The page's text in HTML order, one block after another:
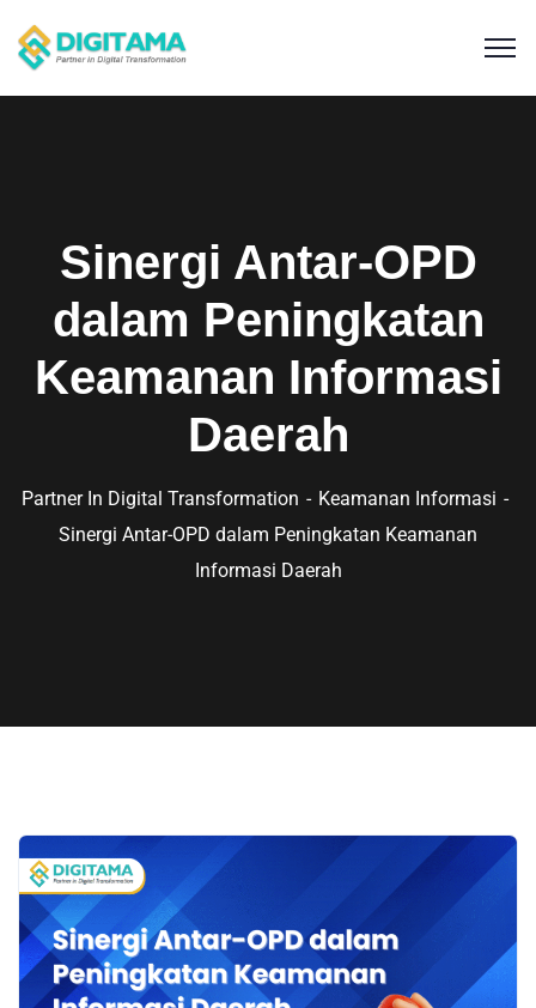
Sinergi Antar-OPD
dalam Peningkatan
Keamanan Informasi
Daerah
Partner In Digital Transformation
Keamanan Informasi
Sinergi Antar-OPD dalam Peningkatan Keamanan
Informasi Daerah